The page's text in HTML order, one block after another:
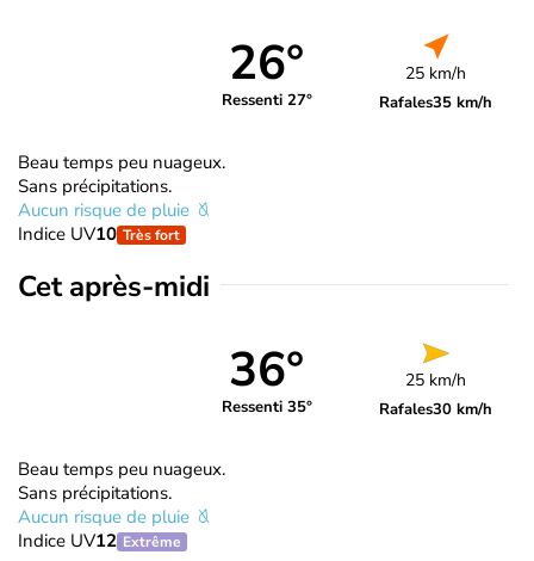
26°
Ressenti 27°
25 km/h
Rafales35 km/h
Beau temps peu nuageux.
Sans précipitations.
Aucun risque de pluie
Indice UV10 Très fort
Cet après-midi
36°
Ressenti 35°
25 km/h
Rafales30 km/h
Beau temps peu nuageux.
Sans précipitations.
Aucun risque de pluie
Indice UV12 Extrême